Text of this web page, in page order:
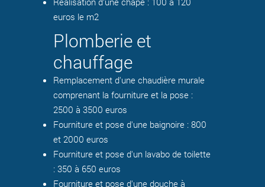
euros le m2
Plomberie et
chauffage
Remplacement d'une chaudière murale
comprenant la fourniture et la pose :
2500 à 3500 euros
Fourniture et pose d'une baignoire : 800
et 2000 euros
Fourniture et pose d'un lavabo de toilette
: 350 à 650 euros
Fourniture et pose d'une douche à